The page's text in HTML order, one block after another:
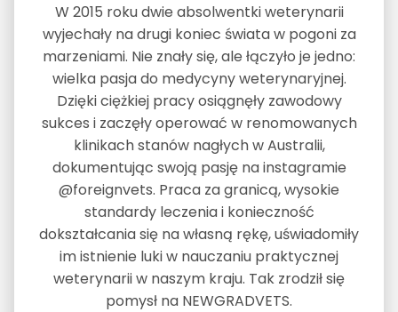
W 2015 roku dwie absolwentki weterynarii
wyjechały na drugi koniec świata w pogoni za
marzeniami. Nie znały się, ale łączyło je jedno:
wielka pasja do medycyny weterynaryjnej.
Dzięki ciężkiej pracy osiągnęły zawodowy
sukces i zaczęły operować w renomowanych
klinikach stanów nagłych w Australii,
dokumentując swoją pasję na instagramie
@foreignvets. Praca za granicą, wysokie
standardy leczenia i konieczność
dokształcania się na własną rękę, uświadomiły
im istnienie luki w nauczaniu praktycznej
weterynarii w naszym kraju. Tak zrodził się
pomysł na NEWGRADVETS.